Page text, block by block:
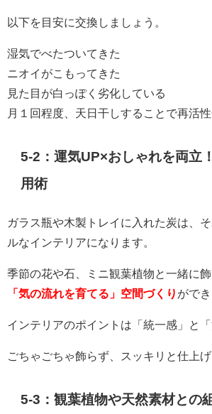
以下を目安に交換しましょう。
湿気でべたついてきた
ニオイがこもってきた
見た目が白っぽく劣化している
月１回程度、天日干しすることで再活性
5-2：運気UP×おしゃれを両立
用術
ガラス瓶や木製トレイに入れた炭は、
ルなインテリアになります。
季節の花や石、ミニ観葉植物と一緒に
「気の流れを育てる」空間づくり ができ
インテリアのポイントは「統一感」と「
ごちゃごちゃ飾らず、スッキリと仕上げ
5-3：観葉植物や天然素材との